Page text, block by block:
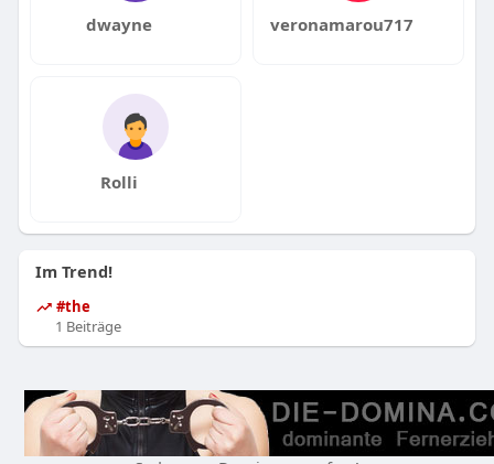
dwayne veronamarou717
Rolli
Im Trend!
#the
1 Beiträge